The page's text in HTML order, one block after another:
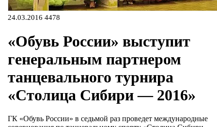
24.03.2016 4478
«Обувь России» выступит
генеральным партнером
танцевального турнира
«Столица Сибири — 2016»
ГК «Обувь России» в седьмой раз проведет международные